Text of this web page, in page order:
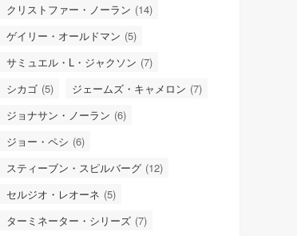
クリストファー・ノーラン (14)
ゲイリー・オールドマン (5)
サミュエル・L・ジャクソン (7)
シカゴ (5) ジェームズ・キャメロン (7)
ジョナサン・ノーラン (6)
ジョー・ペシ (6)
スティーブン・スピルバーグ (12)
セルジオ・レオーネ (5)
ターミネーター・シリーズ (7)